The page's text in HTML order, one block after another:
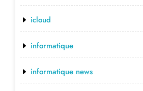
icloud
informatique
informatique news